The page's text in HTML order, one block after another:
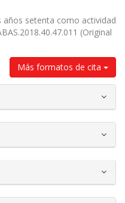
años setenta como actividad
(Original
Más formatos de cita